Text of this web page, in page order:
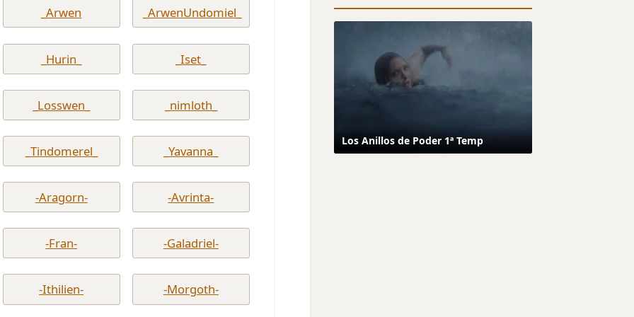
_Arwen _ArwenUndomiel_
_Hurin_ _Iset_
_Losswen_ _nimloth_
_Tindomerel_ _Yavanna_
-Aragorn- -Avrinta-
-Fran- -Galadriel-
-Ithilien- -Morgoth-
Los Anillos de Poder 1ª Temp